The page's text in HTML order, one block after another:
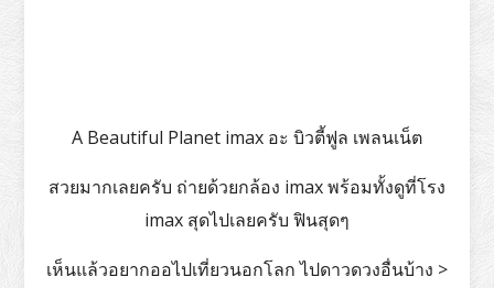
A Beautiful Planet imax อะ บิวตี้ฟูล เพลนเน็ต
สวยมากเลยครับ ถ่ายด้วยกล้อง imax พร้อมทั้งดูที่โรง
imax สุดไปเลยครับ ฟินสุดๆ
เห็นแล้วอยากออไปเที่ยวนอกโลก ไปดาวดวงอื่นบ้าง >